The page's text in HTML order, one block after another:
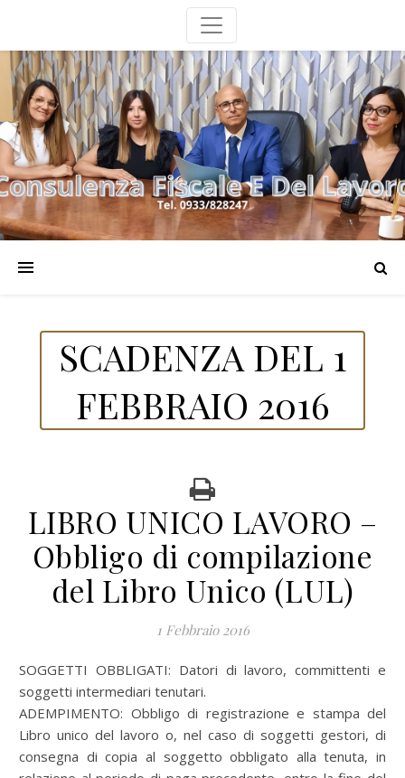
SCADENZA DEL 1
FEBBRAIO 2016
LIBRO UNICO LAVORO –
Obbligo di compilazione
del Libro Unico (LUL)
1 Febbraio 2016
SOGGETTI OBBLIGATI: Datori di lavoro, committenti e
soggetti intermediari tenutari.
ADEMPIMENTO: Obbligo di registrazione e stampa del
Libro unico del lavoro o, nel caso di soggetti gestori, di
consegna di copia al soggetto obbligato alla tenuta, in